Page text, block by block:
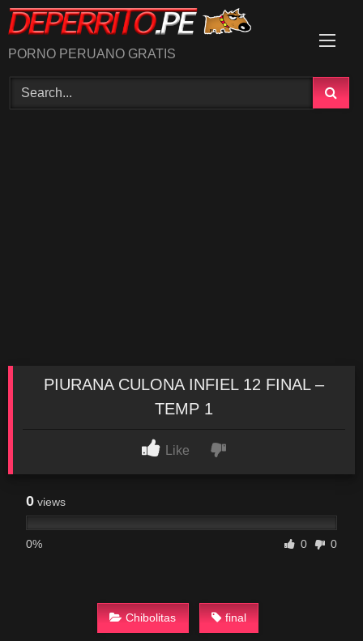
Skip
to
content
PORNO PERUANO GRATIS
PIURANA CULONA INFIEL 12 FINAL –
TEMP 1
Like
0 views
0% 0 0
Chibolitas final